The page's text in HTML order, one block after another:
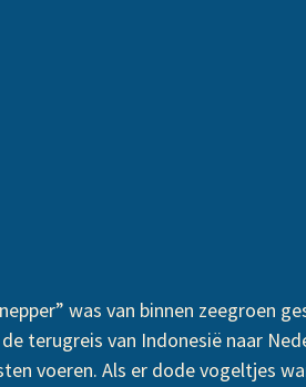
was van binnen zeegroen
terugreis van Indonesië naar
voeren. Als er dode vogeltjes